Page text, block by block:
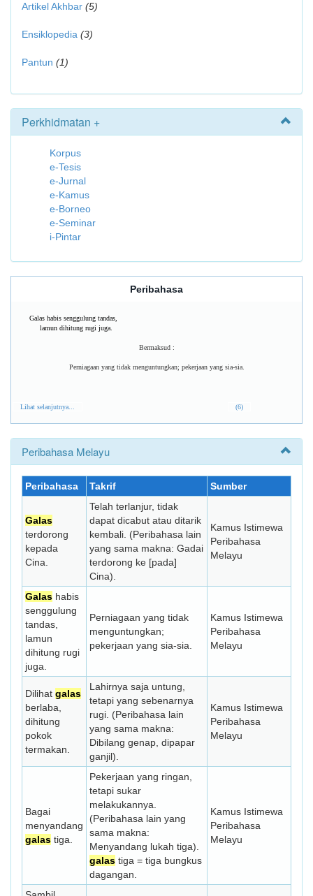
Artikel Akhbar (5)
Ensiklopedia (3)
Pantun (1)
Perkhidmatan +
Korpus
e-Tesis
e-Jurnal
e-Kamus
e-Borneo
e-Seminar
i-Pintar
Peribahasa
Galas habis senggulung tandas,
lamun dihitung rugi juga.
Bermaksud :
Perniagaan yang tidak menguntungkan; pekerjaan yang sia-sia.
Lihat selanjutnya... (6)
Peribahasa Melayu
Peribahasa Takrif Sumber
Galas
terdorong
kepada
Cina.
Telah terlanjur, tidak
dapat dicabut atau ditarik
kembali. (Peribahasa lain
yang sama makna: Gadai
terdorong ke [pada]
Cina).
Kamus Istimewa
Peribahasa
Melayu
Galas habis
senggulung
tandas,
lamun
dihitung rugi
juga.
Perniagaan yang tidak
menguntungkan;
pekerjaan yang sia-sia.
Kamus Istimewa
Peribahasa
Melayu
Dilihat galas
berlaba,
dihitung
pokok
termakan.
Lahirnya saja untung,
tetapi yang sebenarnya
rugi. (Peribahasa lain
yang sama makna:
Dibilang genap, dipapar
ganjil).
Kamus Istimewa
Peribahasa
Melayu
Bagai
menyandang
galas tiga.
Pekerjaan yang ringan,
tetapi sukar
melakukannya.
(Peribahasa lain yang
sama makna:
Menyandang lukah tiga).
galas tiga = tiga bungkus
dagangan.
Kamus Istimewa
Peribahasa
Melayu